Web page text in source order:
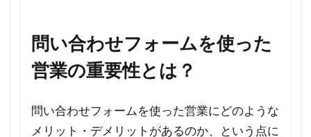
する
合、
よう
な内
問い合わせフォームを使った
営業の重要性とは？
問い合わせフォームを使った営業にどのような
メリット・デメリットがあるのか、という点に